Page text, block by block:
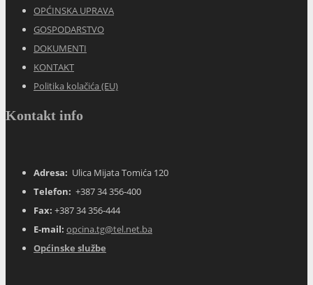
OPĆINSKA UPRAVA
GOSPODARSTVO
DOKUMENTI
KONTAKT
Politika kolačića (EU)
Kontakt info
Adresa: Ulica Mijata Tomića 120
Telefon: +387 34 356-400
Fax: +387 34 356-444
E-mail: opcina.tg@tel.net.ba
Općinske službe